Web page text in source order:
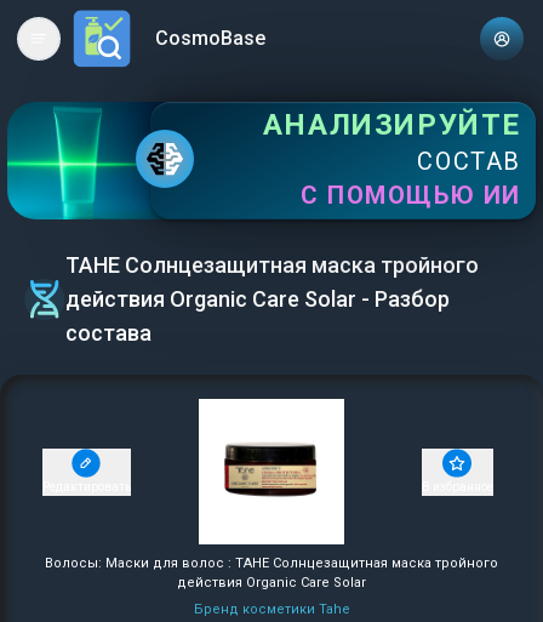
Open main menuCosmoBase
АНАЛИЗИРУЙТЕ
СОСТАВ
С ПОМОЩЬЮ ИИ
TAHE Солнцезащитная маска тройного
действия Organic Care Solar - Разбор
состава
Волосы: Маски для волос : TAHE Солнцезащитная маска тройного
действия Organic Care Solar
Бренд косметики Tahe